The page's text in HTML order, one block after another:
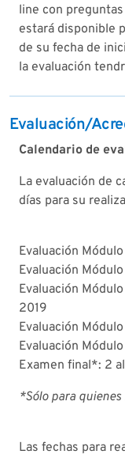
line con
estará disponible
de su fecha de
la evaluación
Evaluación/
Calendario de
La evaluación de
días para su
Evaluación
Evaluación
Evaluación
2019
Evaluación
Evaluación
Examen final*: 2
*Sólo para
Las fechas para